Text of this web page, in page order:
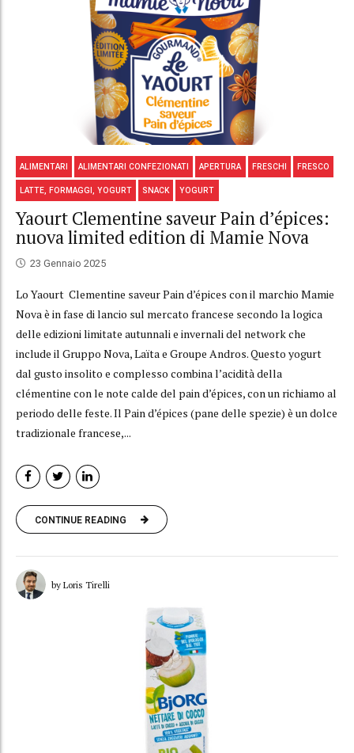
ALIMENTARI ALIMENTARI CONFEZIONATI APERTURA FRESCHI FRESCO
LATTE, FORMAGGI, YOGURT SNACK YOGURT
Yaourt Clementine saveur Pain d’épices:
nuova limited edition di Mamie Nova
23 Gennaio 2025
Lo Yaourt Clementine saveur Pain d’épices con il marchio Mamie
Nova è in fase di lancio sul mercato francese secondo la logica
delle edizioni limitate autunnali e invernali del network che
include il Gruppo Nova, Laïta e Groupe Andros. Questo yogurt
dal gusto insolito e complesso combina l’acidità della
clémentine con le note calde del pain d’épices, con un richiamo al
periodo delle feste. Il Pain d’épices (pane delle spezie) è un dolce
tradizionale francese,...
CONTINUE READING
by Loris Tirelli